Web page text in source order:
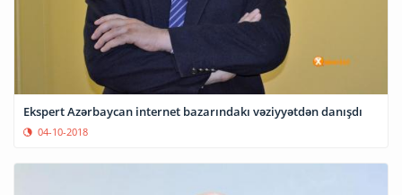
Ekspert Azərbaycan internet bazarındakı vəziyyətdən danışdı
04-10-2018